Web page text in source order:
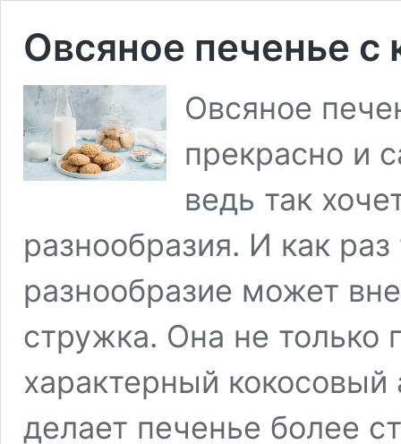
Овсяное печенье с
Овсяное
прекрасно и
ведь так
разнообразия. И как
разнообразие может
стружка. Она не только
характерный
делает печенье более